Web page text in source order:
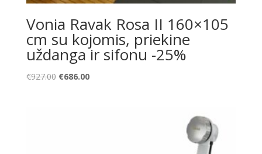
Vonia Ravak Rosa II 160×105
cm su kojomis, priekine
uždanga ir sifonu -25%
€927.00 Original
€686.00Current